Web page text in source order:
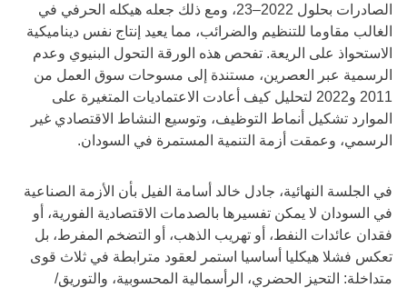
الصادرات بحلول 2022–23، ومع ذلك جعله هيكله الحرفي في
الغالب مقاوما للتنظيم والضرائب، مما يعيد إنتاج نفس ديناميكية
الاستحواذ على الريعة. تفحص هذه الورقة التحول البنيوي وعدم
الرسمية عبر العصرين، مستندة إلى مسوحات سوق العمل من
2011 و2022 لتحليل كيف أعادت الاعتماديات المتغيرة على
الموارد تشكيل أنماط التوظيف، وتوسيع النشاط الاقتصادي غير
الرسمي، وعمقت أزمة التنمية المستمرة في السودان.
في الجلسة النهائية، جادل خالد أسامة الفيل بأن الأزمة الصناعية
في السودان لا يمكن تفسيرها بالصدمات الاقتصادية الفورية، أو
فقدان عائدات النفط، أو تهريب الذهب، أو التضخم المفرط، بل
تعكس فشلا هيكليا أساسيا استمر لعقود مترابطة في ثلاث قوى
متداخلة: التحيز الحضري، الرأسمالية المحسوبية، والتوريق/